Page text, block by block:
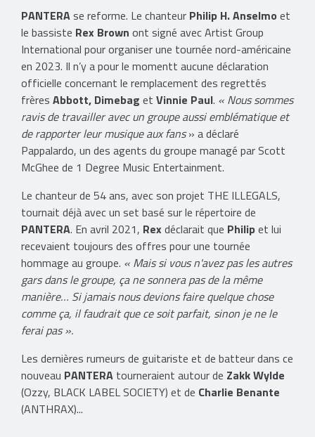
PANTERAse reforme. Le chanteur Philip H. Anselmo et
le bassiste Rex Brown ont signé avec Artist Group
International pour organiser une tournée nord-américaine
en 2023. Il n’y a pour le momentt aucune déclaration
officielle concernant le remplacement des regrettés
frères Abbott, Dimebag et Vinnie Paul. « Nous sommes
ravis de travailler avec un groupe aussi emblématique et
de rapporter leur musique aux fans» a déclaré
Pappalardo, un des agents du groupe managé par Scott
McGhee de 1 Degree Music Entertainment.
Le chanteur de 54 ans, avec son projet THE ILLEGALS,
tournait déjà avec un set basé sur le répertoire de
PANTERA. En avril 2021, Rexdéclarait que Philipet lui
recevaient toujours des offres pour une tournée
hommage au groupe. « Mais si vous n'avez pas les autres
gars dans le groupe, ça ne sonnera pas de la même
manière… Si jamais nous devions faire quelque chose
comme ça, il faudrait que ce soit parfait, sinon je ne le
ferai pas ».
Les dernières rumeurs de guitariste et de batteur dans ce
nouveau PANTERA tourneraient autour de Zakk Wylde
(Ozzy, BLACK LABEL SOCIETY) et de Charlie Benante
(ANTHRAX)...